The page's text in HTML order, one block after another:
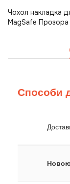
Чохол накладка
MagSafe Прозора
Способи